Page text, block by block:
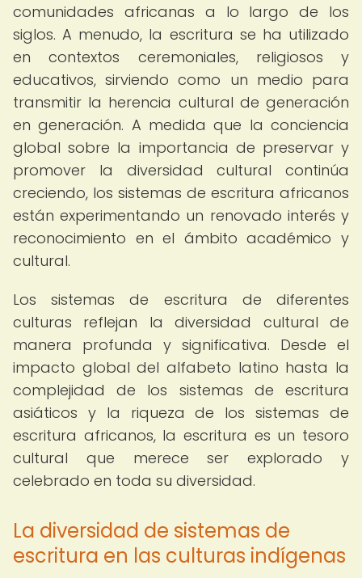
comunidades africanas a lo largo de los
siglos. A menudo, la escritura se ha utilizado
en contextos ceremoniales, religiosos y
educativos, sirviendo como un medio para
transmitir la herencia cultural de generación
en generación. A medida que la conciencia
global sobre la importancia de preservar y
promover la diversidad cultural continúa
creciendo, los sistemas de escritura africanos
están experimentando un renovado interés y
reconocimiento en el ámbito académico y
cultural.
Los sistemas de escritura de diferentes
culturas reflejan la diversidad cultural de
manera profunda y significativa. Desde el
impacto global del alfabeto latino hasta la
complejidad de los sistemas de escritura
asiáticos y la riqueza de los sistemas de
escritura africanos, la escritura es un tesoro
cultural que merece ser explorado y
celebrado en toda su diversidad.
La diversidad de sistemas de
escritura en las culturas indígenas